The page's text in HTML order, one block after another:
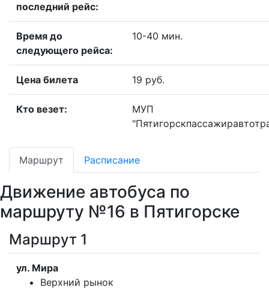
последний рейс:
Время до
следующего рейса:
10-40 мин.
Цена билета 19 руб.
Кто везет:
МУП
Маршрут Расписание
Движение автобуса по
маршруту №16 в Пятигорске
Маршрут 1
ул. Мира
Верхний рынок